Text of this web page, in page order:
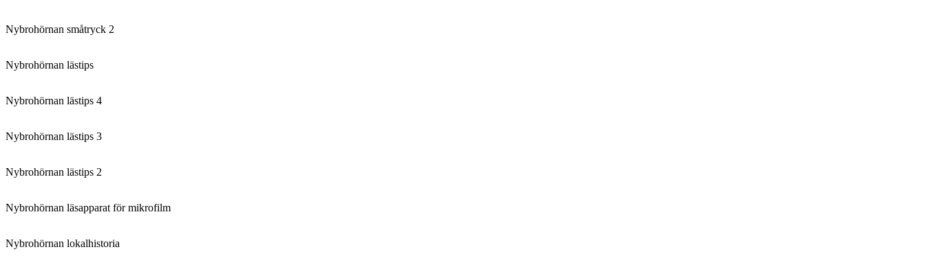
Nybrohörnan småtryck 2
Nybrohörnan lästips
Nybrohörnan lästips 4
Nybrohörnan lästips 3
Nybrohörnan lästips 2
Nybrohörnan läsapparat för mikrofilm
Nybrohörnan lokalhistoria